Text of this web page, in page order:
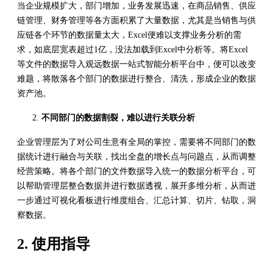
当企业规模扩大，部门增加，业务发展迅速，在商品销售、供应
链管理、财务管理等各方面积累了大量数据，尤其是当销售与供
应链各个环节的数据量太大，Excel便难以支撑业务分析的需
求，如底层宽表超过1亿，没法加载到Excel中分析等。将Excel
等文件的数据导入观远数据一站式智能分析平台中，便可以改变
难题，将散落各个部门的数据进行整合、清洗，形成企业的数据
资产池。
不同部门的数据割裂，难以进行关联分析
企业管理层为了对公司生意有全局的掌控，需要将不同部门的数
据统计进行融合与关联，找出全盘的增长点与问题点，从而调整
经营策略。将各个部门的文件数据导入统一的数据分析平台，可
以帮助管理层整合数据并进行数据透视，展开多维分析，从而进
一步通过可视化看板进行维度组合、汇总计算、切片、钻取，洞
察数据。
2. 使用指导